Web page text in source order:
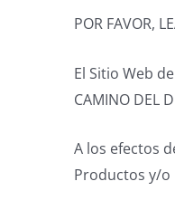
POR FAVOR,
El Sitio Web
CAMINO DEL
A los efectos
Productos y/o